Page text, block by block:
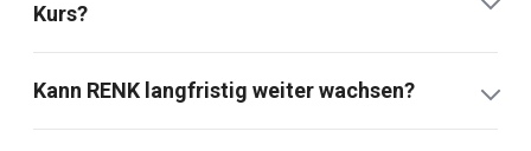
Kurs?
Kann RENK langfristig weiter wachsen?